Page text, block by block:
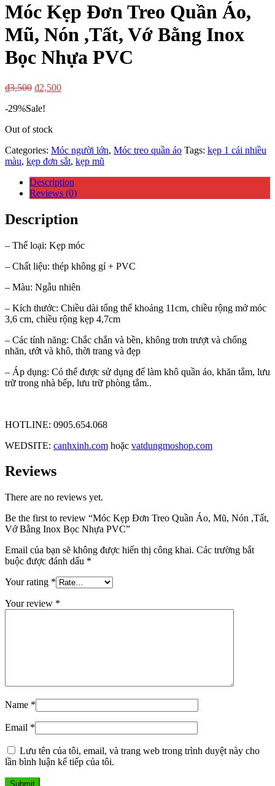
Móc Kẹp Đơn Treo Quần Áo,
Mũ, Nón ,Tất, Vớ Bằng Inox
Bọc Nhựa PVC
₫3,500 ₫2,500
-29%Sale!
Out of stock
Categories: Móc người lớn, Móc treo quần áo Tags: kẹp 1 cái nhiều
màu, kẹp đơn sắt, kẹp mũ
Description
Reviews (0)
Description
– Thể loại: Kẹp móc
– Chất liệu: thép không gỉ + PVC
– Màu: Ngẫu nhiên
– Kích thước: Chiều dài tổng thể khoảng 11cm, chiều rộng mở móc
3,6 cm, chiều rộng kẹp 4,7cm
– Các tính năng: Chắc chắn và bền, không trơn trượt và chống
nhăn, ướt và khô, thời trang và đẹp
– Áp dụng: Có thể được sử dụng để làm khô quần áo, khăn tắm, lưu
trữ trong nhà bếp, lưu trữ phòng tắm..
HOTLINE: 0905.654.068
WEDSITE: canhxinh.com hoặc vatdungmoshop.com
Reviews
There are no reviews yet.
Be the first to review “Móc Kẹp Đơn Treo Quần Áo, Mũ, Nón ,Tất,
Vớ Bằng Inox Bọc Nhựa PVC”
Email của bạn sẽ không được hiển thị công khai. Các trường bắt
buộc được đánh dấu *
Your rating *
Your review *
Name *
Email *
Lưu tên của tôi, email, và trang web trong trình duyệt này cho
lần bình luận kế tiếp của tôi.